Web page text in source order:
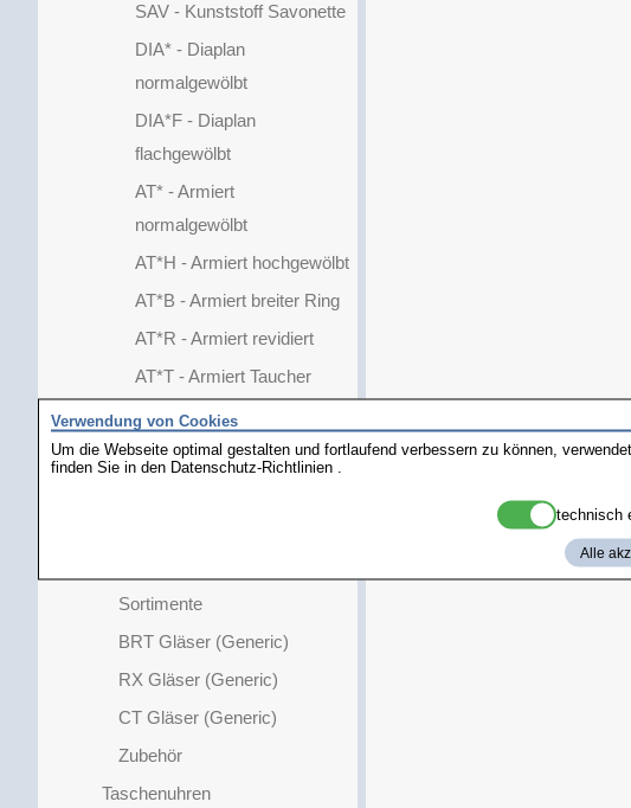
SAV - Kunststoff Savonette
DIA* - Diaplan
normalgewölbt
DIA*F - Diaplan
flachgewölbt
AT* - Armiert
normalgewölbt
AT*H - Armiert hochgewölbt
AT*B - Armiert breiter Ring
AT*R - Armiert revidiert
AT*T - Armiert Taucher
AT*L - Armiert mit Lupe
YBO
Sortimente
BRT Gläser (Generic)
RX Gläser (Generic)
CT Gläser (Generic)
Zubehör
Taschenuhren
Verwendung von Cookies
Um die Webseite optimal gestalten und fortlaufend verbessern zu können,
finden Sie in den Datenschutz-Richtlinien
technisch
Alle